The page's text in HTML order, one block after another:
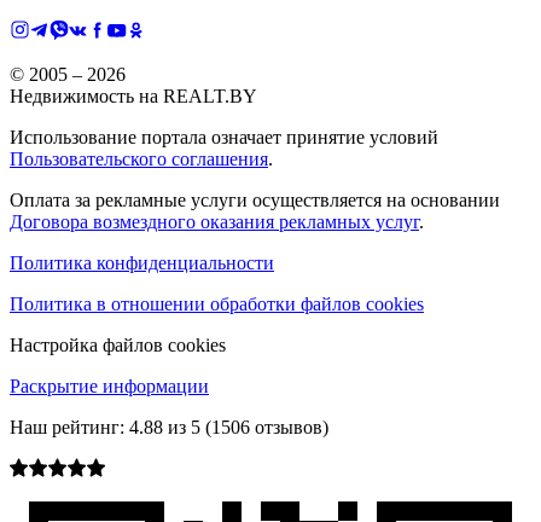
© 2005 – 2026
Недвижимость на REALT.BY
Использование портала означает принятие условий
Пользовательского соглашения.
Оплата за рекламные услуги осуществляется на основании
Договора возмездного оказания рекламных услуг.
Политика конфиденциальности
Политика в отношении обработки файлов cookies
Настройка файлов cookies
Раскрытие информации
Наш рейтинг: 4.88 из 5 (1506 отзывов)